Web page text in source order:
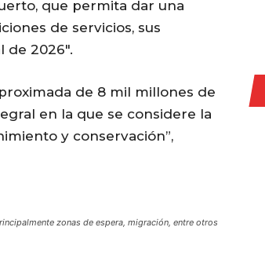
que permita dar una
de servicios, sus
de 2026″.
de 8 mil millones de
en la que se considere la
y conservación”,
zonas de espera, migración, entre otros